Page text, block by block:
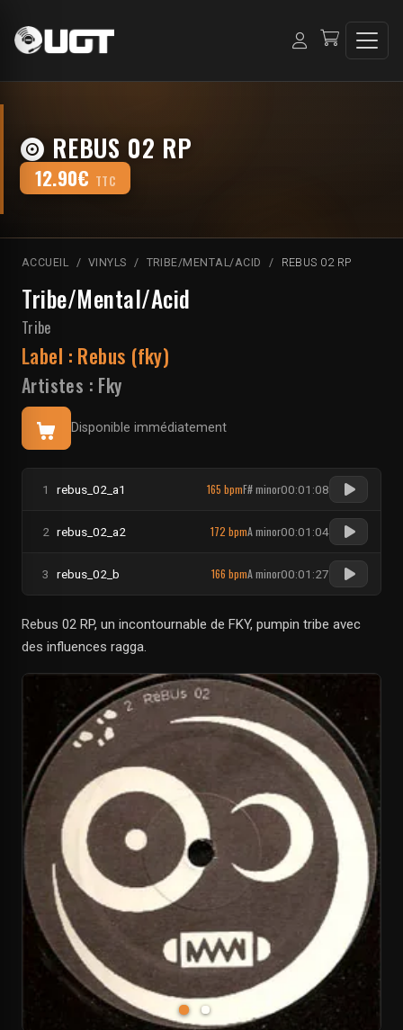
REBUS 02 RP
12.90€ TTC
ACCUEIL VINYLS TRIBE/MENTAL/ACID REBUS 02 RP
Tribe/Mental/Acid
Tribe
Label : Rebus (fky)
Artistes : Fky
Disponible immédiatement
1 rebus_02_a1 165 bpmF# minor00:01:08
2 rebus_02_a2 172 bpmA minor00:01:04
3 rebus_02_b 166 bpmA minor00:01:27
Rebus 02 RP, un incontournable de FKY, pumpin tribe avec
des influences ragga.